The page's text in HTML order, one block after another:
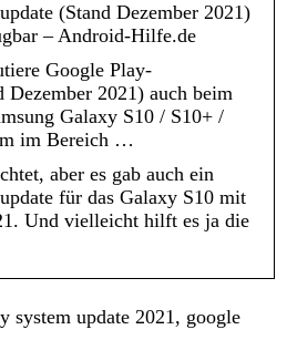
(Stand Dezember 2021)
– Android-Hilfe.de
Google Play-
Dezember 2021) auch beim
Galaxy S10 / S10+ /
im Bereich …
aber es gab auch ein
für das Galaxy S10 mit
Und vielleicht hilft es ja die
system update 2021, google